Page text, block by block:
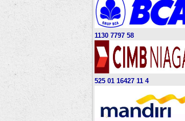
1130 7797 58
525 01 16427 11 4